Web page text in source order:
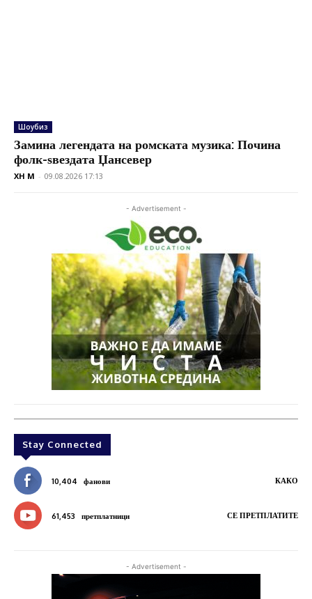
Шоубиз
Замина легендата на ромската музика: Почина
фолк-ѕвездата Џансевер
XH M - 09.08.2026 17:13
- Advertisement -
Stay Connected
10,404 фанови КАКО
61,453 претплатници СЕ ПРЕТПЛАТИТЕ
- Advertisement -